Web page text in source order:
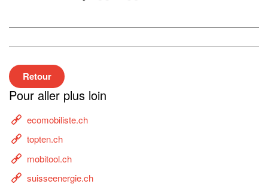
Retour
Pour aller plus loin
ecomobiliste.ch
topten.ch
mobitool.ch
suisseenergie.ch